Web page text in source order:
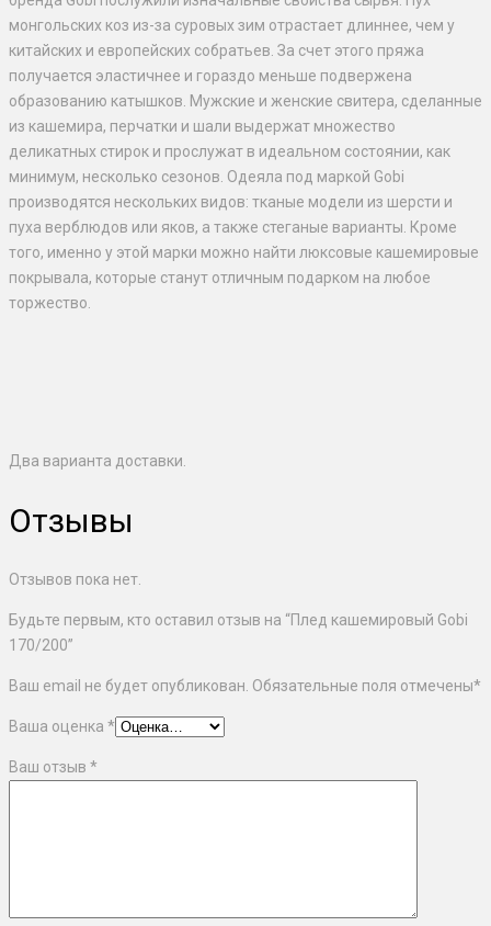
монгольских коз из-за суровых зим отрастает длиннее, чем у
китайских и европейских собратьев. За счет этого пряжа
получается эластичнее и гораздо меньше подвержена
образованию катышков. Мужские и женские свитера, сделанные
из кашемира, перчатки и шали выдержат множество
деликатных стирок и прослужат в идеальном состоянии, как
минимум, несколько сезонов. Одеяла под маркой Gobi
производятся нескольких видов: тканые модели из шерсти и
пуха верблюдов или яков, а также стеганые варианты. Кроме
того, именно у этой марки можно найти люксовые кашемировые
покрывала, которые станут отличным подарком на любое
торжество.
Два варианта доставки.
Отзывы
Отзывов пока нет.
Будьте первым, кто оставил отзыв на “Плед кашемировый Gobi
170/200”
Ваш email не будет опубликован. Обязательные поля отмечены*
Ваша оценка *
Ваш отзыв *